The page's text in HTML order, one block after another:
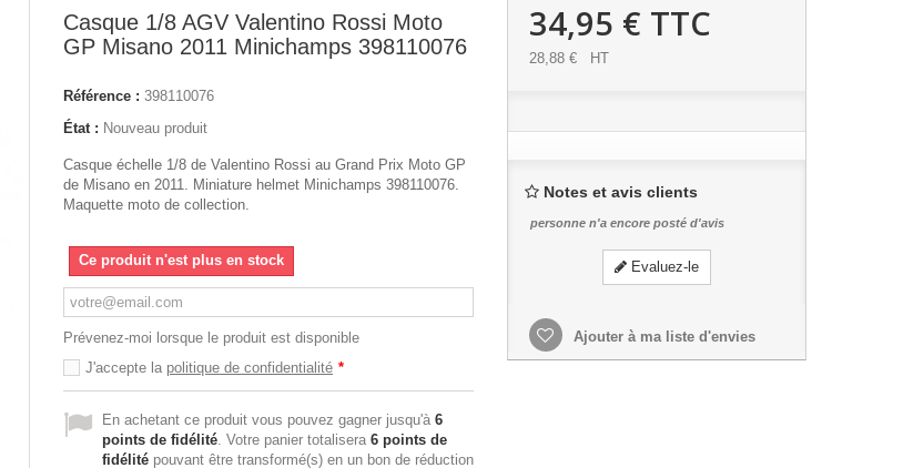
Casque 1/8 AGV Valentino Rossi Moto
GP Misano 2011 Minichamps 398110076
Référence : 398110076
État : Nouveau produit
Casque échelle 1/8 de Valentino Rossi au Grand Prix Moto GP
de Misano en 2011. Miniature helmet Minichamps 398110076.
Maquette moto de collection.
Ce produit n'est plus en stock
Prévenez-moi lorsque le produit est disponible
J'accepte la politique de confidentialité *
En achetant ce produit vous pouvez gagner jusqu'à 6
points de fidélité. Votre panier totalisera 6 points de
fidélité pouvant être transformé(s) en un bon de réduction
34,95 € TTC
28,88 € HT
Notes et avis clients
personne n'a encore posté d'avis
Evaluez-le
Ajouter à ma liste d'envies